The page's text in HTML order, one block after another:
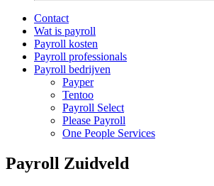
Contact
Wat is payroll
Payroll kosten
Payroll professionals
Payroll bedrijven
Payper
Tentoo
Payroll Select
Please Payroll
One People Services
Payroll Zuidveld